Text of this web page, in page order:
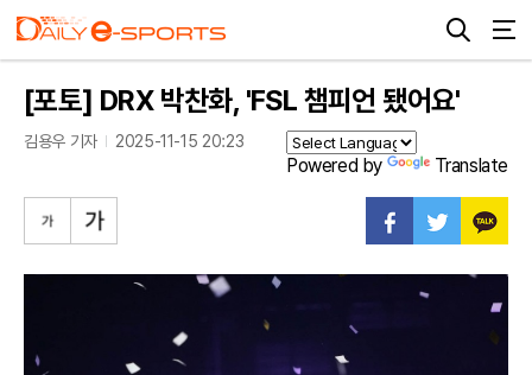
[포토] DRX 박찬화, 'FSL 챔피언 됐어요'
김용우 기자 2025-11-15 20:23
Powered by Translate